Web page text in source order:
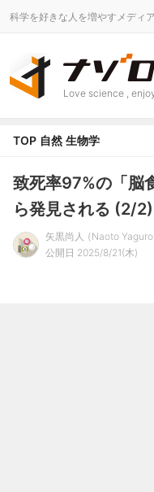
科学を好きな人を増やすメディ
Love science ,
TOP 自然 生物学
致死率97%の「脳
ら発見される (2/2)
矢黒尚人
Naoto Yaguro
公開日 2025/8/21(木)